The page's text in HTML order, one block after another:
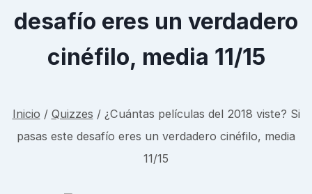
desafío eres un verdadero
cinéfilo, media 11/15
Inicio / Quizzes / ¿Cuántas películas del 2018 viste? Si
pasas este desafío eres un verdadero cinéfilo, media
11/15